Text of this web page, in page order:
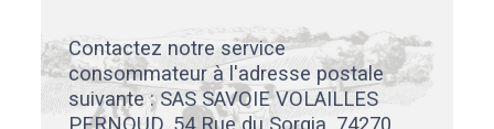
Contactez notre service
consommateur à l'adresse postale
suivante : SAS SAVOIE VOLAILLES
PERNOUD, 54 Rue du Sorgia, 74270